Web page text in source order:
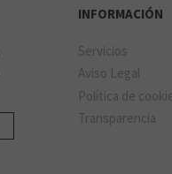
INFORMACIÓN
Servicios
Aviso Legal
Política de
Transparencia